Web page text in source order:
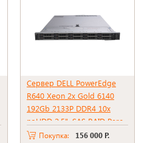
Сервер DELL PowerEdge
R640 Xeon 2x Gold 6140
192Gb 2133P DDR4 10x
noHDD 2.5", SAS RAID Perc
H730 mini, 2*PSU 750W
Покупка: 156 000 Р.